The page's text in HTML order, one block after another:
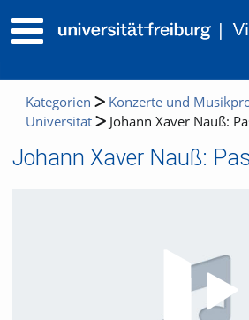
Kategorien
Konzerte und
Universität
Johann Xaver Nauß:
Johann Xaver Nauß: